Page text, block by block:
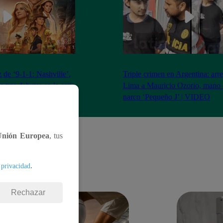
de ‘9-1-1: Nashville’,
tras debutar en la serie
Triple crimen en Argentina:
Lima a Mauricio Ozorio, mano
narco ‘Pequeño J’ | VIDEO
Europea, tus
.
Rechazar